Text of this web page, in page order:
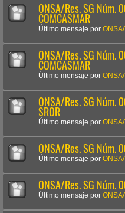
ONSA/Res. SG Núm.
COMCASMAR
Último mensaje por
ONSA/Res. SG Núm.
COMCASMAR
Último mensaje por
ONSA/Res. SG Núm.
SROR
Último mensaje por
ONSA/Res. SG Núm.
Último mensaje por
ONSA/Res. SG Núm.
Último mensaje por